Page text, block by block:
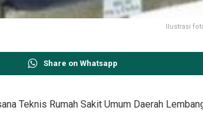
Ilustrasi
Share on Whatsapp
Teknis Rumah Sakit Umum Daerah